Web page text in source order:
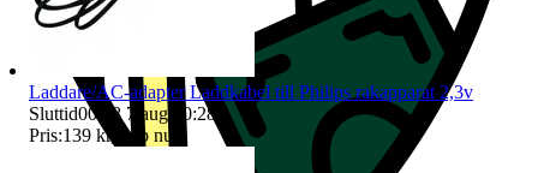
Laddare/AC-adapter Laddkabel till Philips rakapparat 2,3v
Sluttid00:28 7 aug 00:28
Pris:139 kr Köp nu